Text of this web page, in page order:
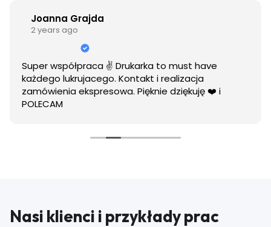
Joanna Grajda
2 years ago
Super współpraca ✌️ Drukarka to must have
każdego lukrujacego. Kontakt i realizacja
zamówienia ekspresowa. Pięknie dziękuję ❤️ i
POLECAM
Nasi klienci i przykłady prac